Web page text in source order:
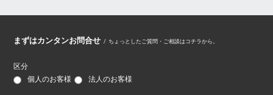
まずはカンタンお問合せ / ちょっとしたご質問・ご相談はコチラから。
区分
個人のお客様
法人のお客様